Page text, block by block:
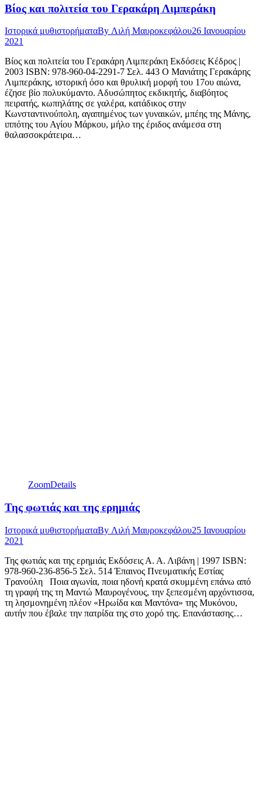
Βίος και πολιτεία του Γερακάρη Λιμπεράκη
Ιστορικά μυθιστορήματαBy Λιλή Μαυροκεφάλου26 Ιανουαρίου
2021
Βίος και πολιτεία του Γερακάρη Λιμπεράκη Εκδόσεις Κέδρος |
2003 ISBN: 978-960-04-2291-7 Σελ. 443 Ο Μανιάτης Γερακάρης
Λιμπεράκης, ιστορική όσο και θρυλική μορφή του 17ου αιώνα,
έζησε βίο πολυκύμαντο. Αδυσώπητος εκδικητής, διαβόητος
πειρατής, κωπηλάτης σε γαλέρα, κατάδικος στην
Κωνσταντινούπολη, αγαπημένος των γυναικών, μπέης της Μάνης,
ιππότης του Αγίου Μάρκου, μήλο της έριδος ανάμεσα στη
θαλασσοκράτειρα…
ZoomDetails
Της φωτιάς και της ερημιάς
Ιστορικά μυθιστορήματαBy Λιλή Μαυροκεφάλου25 Ιανουαρίου
2021
Της φωτιάς και της ερημιάς Εκδόσεις Α. Α. Λιβάνη | 1997 ISBN:
978-960-236-856-5 Σελ. 514 Έπαινος Πνευματικής Εστίας
Τρανούλη Ποια αγωνία, ποια ηδονή κρατά σκυμμένη επάνω από
τη γραφή της τη Μαντώ Μαυρογένους, την ξεπεσμένη αρχόντισσα,
τη λησμονημένη πλέον «Ηρωίδα και Μαντόνα» της Μυκόνου,
αυτήν που έβαλε την πατρίδα της στο χορό της. Επανάστασης…